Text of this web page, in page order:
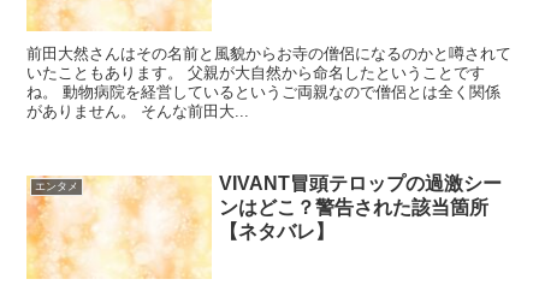
前田大然さんはその名前と風貌からお寺の僧侶になるのかと噂されて
いたこともあります。 父親が大自然から命名したということです
ね。 動物病院を経営しているというご両親なので僧侶とは全く関係
がありません。 そんな前田大...
エンタメ
VIVANT冒頭テロップの過激シー
ンはどこ？警告された該当箇所
【ネタバレ】